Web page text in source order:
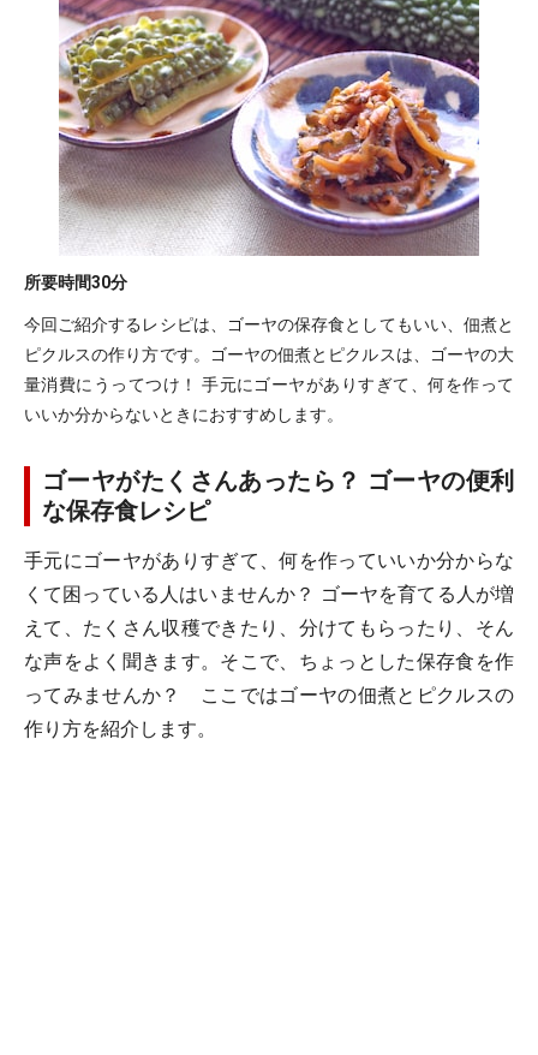
所要時間30分
今回ご紹介するレシピは、ゴーヤの保存食としてもいい、佃煮と
ピクルスの作り方です。ゴーヤの佃煮とピクルスは、ゴーヤの大
量消費にうってつけ！ 手元にゴーヤがありすぎて、何を作って
いいか分からないときにおすすめします。
ゴーヤがたくさんあったら？ ゴーヤの便利
な保存食レシピ
手元にゴーヤがありすぎて、何を作っていいか分からな
くて困っている人はいませんか？ ゴーヤを育てる人が増
えて、たくさん収穫できたり、分けてもらったり、そん
な声をよく聞きます。そこで、ちょっとした保存食を作
ってみませんか？ ここではゴーヤの佃煮とピクルスの
作り方を紹介します。